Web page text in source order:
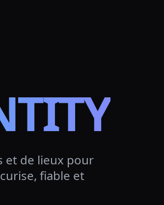
et de lieux pour
fiable et